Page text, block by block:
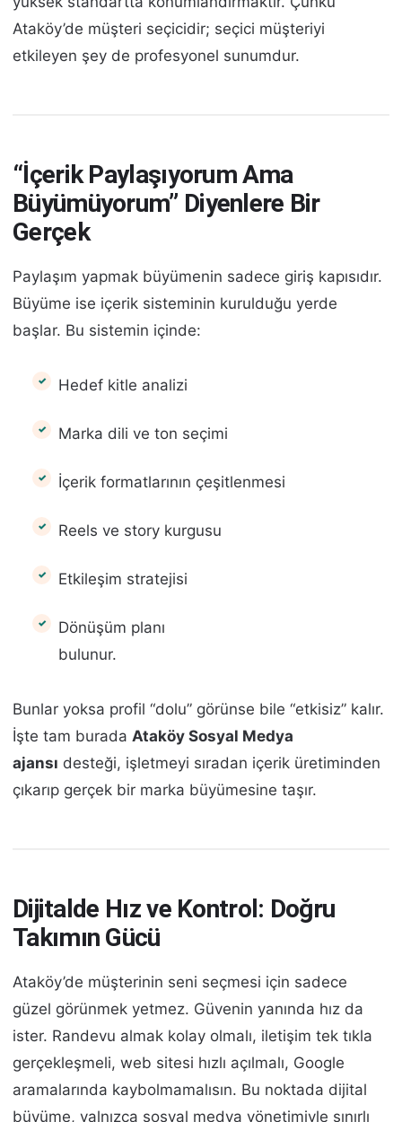
Ataköy’de müşteri seçicidir; seçici müşteriyi
etkileyen şey de profesyonel sunumdur.
“İçerik Paylaşıyorum Ama
Büyümüyorum” Diyenlere Bir
Gerçek
Paylaşım yapmak büyümenin sadece giriş kapısıdır.
Büyüme ise içerik sisteminin kurulduğu yerde
başlar. Bu sistemin içinde:
Hedef kitle analizi
Marka dili ve ton seçimi
İçerik formatlarının çeşitlenmesi
Reels ve story kurgusu
Etkileşim stratejisi
Dönüşüm planı
bulunur.
Bunlar yoksa profil “dolu” görünse bile “etkisiz” kalır.
İşte tam burada Ataköy Sosyal Medya
ajansı desteği, işletmeyi sıradan içerik üretiminden
çıkarıp gerçek bir marka büyümesine taşır.
Dijitalde Hız ve Kontrol: Doğru
Takımın Gücü
Ataköy’de müşterinin seni seçmesi için sadece
güzel görünmek yetmez. Güvenin yanında hız da
ister. Randevu almak kolay olmalı, iletişim tek tıkla
gerçekleşmeli, web sitesi hızlı açılmalı, Google
aramalarında kaybolmamalısın. Bu noktada dijital
büyüme, yalnızca sosyal medya yönetimiyle sınırlı